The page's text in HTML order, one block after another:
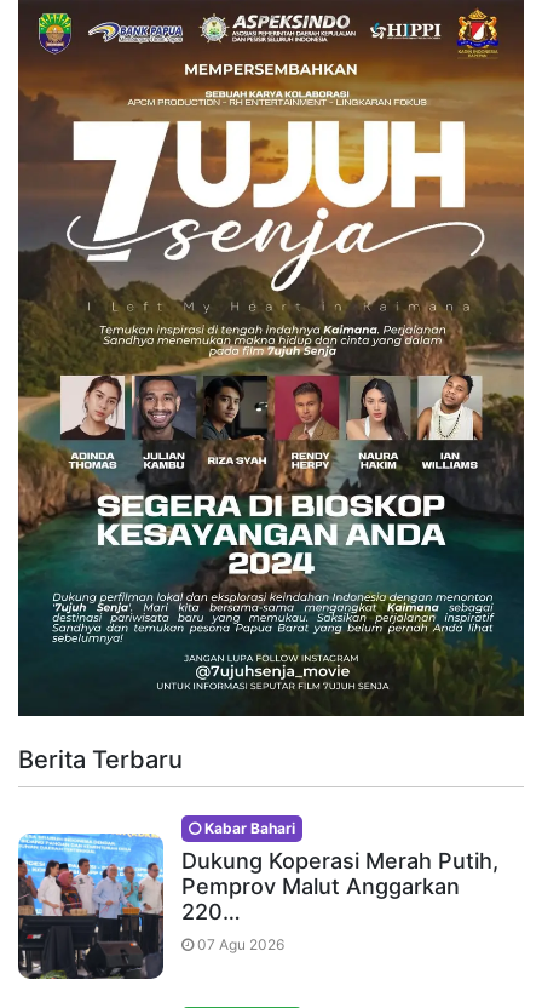
Berita Terbaru
Kabar Bahari
Dukung Koperasi Merah Putih,
Pemprov Malut Anggarkan
220…
07 Agu 2026